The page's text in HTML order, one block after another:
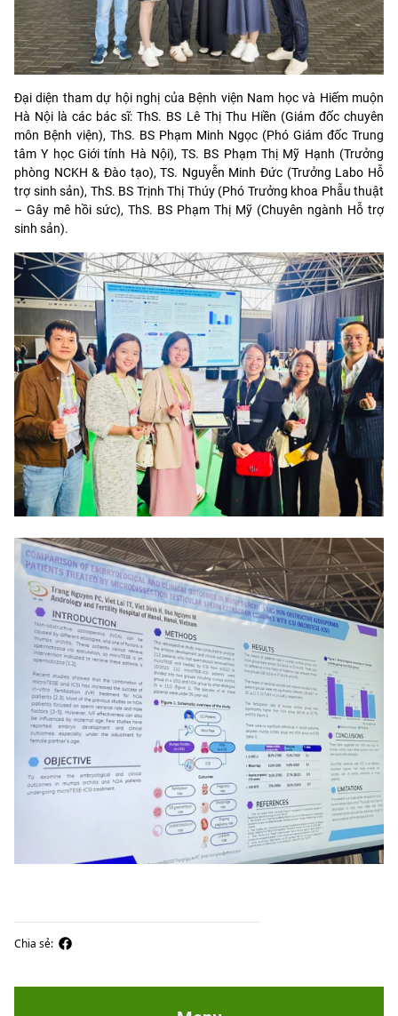
Đại diện tham dự hội nghị của Bệnh viện Nam học và Hiếm muộn
Hà Nội là các bác sĩ: ThS. BS Lê Thị Thu Hiền (Giám đốc chuyên
môn Bệnh viện), ThS. BS Phạm Minh Ngọc (Phó Giám đốc Trung
tâm Y học Giới tính Hà Nội), TS. BS Phạm Thị Mỹ Hạnh (Trưởng
phòng NCKH & Đào tạo), TS. Nguyễn Minh Đức (Trưởng Labo Hỗ
trợ sinh sản), ThS. BS Trịnh Thị Thúy (Phó Trưởng khoa Phẫu thuật
– Gây mê hồi sức), ThS. BS Phạm Thị Mỹ (Chuyên ngành Hỗ trợ
sinh sản).
Chia sẻ: